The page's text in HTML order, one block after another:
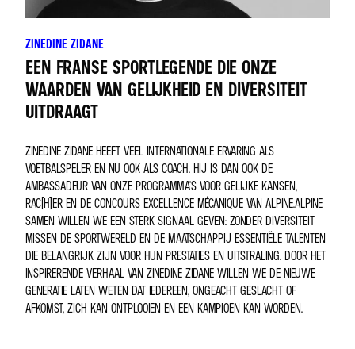
ZINEDINE ZIDANE
EEN FRANSE SPORTLEGENDE DIE ONZE
WAARDEN VAN GELIJKHEID EN DIVERSITEIT
UITDRAAGT
ZINEDINE ZIDANE HEEFT VEEL INTERNATIONALE ERVARING ALS
VOETBALSPELER EN NU OOK ALS COACH. HIJ IS DAN OOK DE
AMBASSADEUR VAN ONZE PROGRAMMA'S VOOR GELIJKE KANSEN,
RAC(H)ER EN DE CONCOURS EXCELLENCE MÉCANIQUE VAN ALPINE.ALPINE
SAMEN WILLEN WE EEN STERK SIGNAAL GEVEN: ZONDER DIVERSITEIT
MISSEN DE SPORTWERELD EN DE MAATSCHAPPIJ ESSENTIËLE TALENTEN
DIE BELANGRIJK ZIJN VOOR HUN PRESTATIES EN UITSTRALING. DOOR HET
INSPIRERENDE VERHAAL VAN ZINEDINE ZIDANE WILLEN WE DE NIEUWE
GENERATIE LATEN WETEN DAT IEDEREEN, ONGEACHT GESLACHT OF
AFKOMST, ZICH KAN ONTPLOOIEN EN EEN KAMPIOEN KAN WORDEN.